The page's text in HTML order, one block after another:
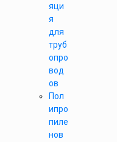
яци
я
для
труб
опро
вод
ов
Пол
ипро
пиле
нов